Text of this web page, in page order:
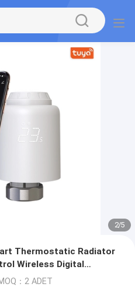
2/5
Thermostatic Radiator
Wireless Digital
：2 ADET